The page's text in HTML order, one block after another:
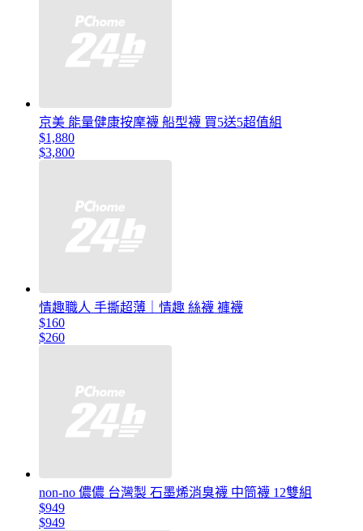
京美 能量健康按摩襪 船型襪 買5送5超值組
$1,880
$3,800
情趣職人 手撕超薄｜情趣 絲襪 褲襪
$160
$260
non-no 儂儂 台灣製 石墨烯消臭襪 中筒襪 12雙組
$949
$949